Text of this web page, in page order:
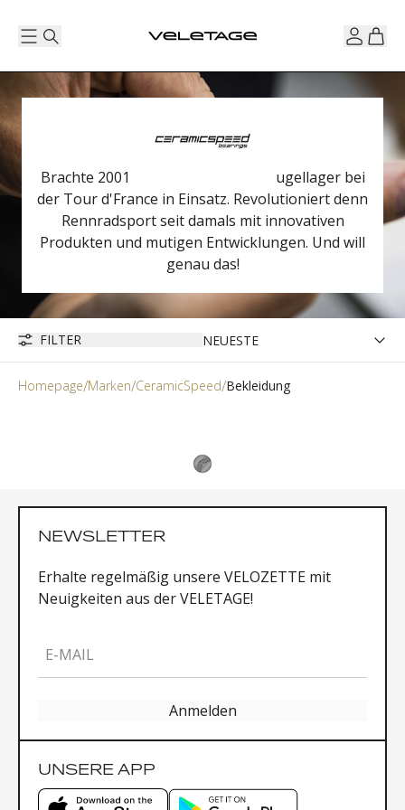
Brachte 2001 die ersten Keramik-Kugellager bei
der Tour d'France in Einsatz. Revolutioniert denn
Rennradsport seit damals mit innovativen
Produkten und mutigen Entwicklungen. Und will
genau das!
FILTER
Homepage Marken CeramicSpeed Bekleidung
NEWSLETTER
Erhalte regelmäßig unsere VELOZETTE mit
Neuigkeiten aus der VELETAGE!
E-MAIL
Anmelden
UNSERE APP